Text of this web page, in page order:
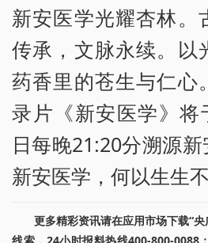
新安医学光耀杏林。
传承，文脉永续。以
药香里的苍生与仁心
录片《新安医学》
日每晚21:20分溯源
新安医学，何以生生
更多精彩资讯请在应用市场下载“